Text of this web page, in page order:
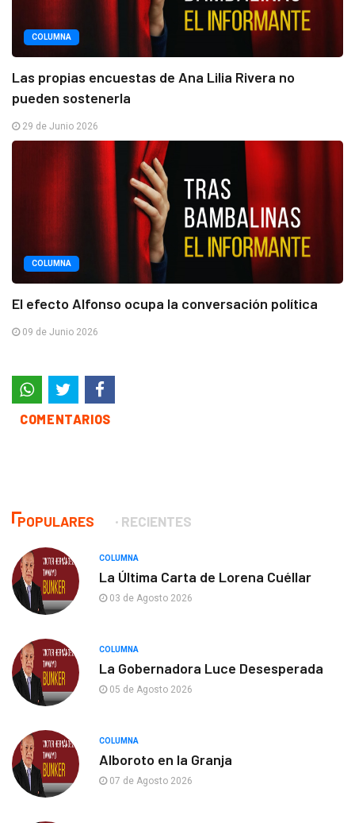
COLUMNA
Las propias encuestas de Ana Lilia Rivera no
pueden sostenerla
29 de Junio 2026
COLUMNA
El efecto Alfonso ocupa la conversación política
09 de Junio 2026
COMENTARIOS
POPULARES RECIENTES
COLUMNA
La Última Carta de Lorena Cuéllar
03 de Agosto 2026
COLUMNA
La Gobernadora Luce Desesperada
05 de Agosto 2026
COLUMNA
Alboroto en la Granja
07 de Agosto 2026